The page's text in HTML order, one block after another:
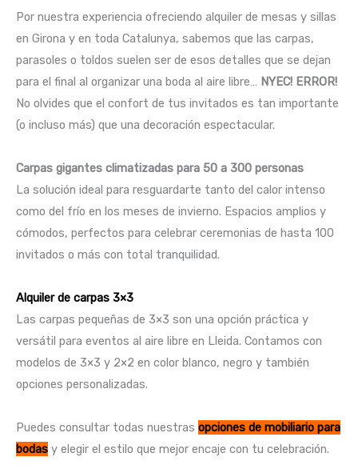
Por nuestra experiencia ofreciendo alquiler de mesas y sillas
en Girona y en toda Catalunya, sabemos que las carpas,
parasoles o toldos suelen ser de esos detalles que se dejan
para el final al organizar una boda al aire libre… NYEC! ERROR!
No olvides que el confort de tus invitados es tan importante
(o incluso más) que una decoración espectacular.
Carpas gigantes climatizadas para 50 a 300 personas
La solución ideal para resguardarte tanto del calor intenso
como del frío en los meses de invierno. Espacios amplios y
cómodos, perfectos para celebrar ceremonias de hasta 100
invitados o más con total tranquilidad.
Alquiler de carpas 3×3
Las carpas pequeñas de 3×3 son una opción práctica y
versátil para eventos al aire libre en Lleida. Contamos con
modelos de 3×3 y 2×2 en color blanco, negro y también
opciones personalizadas.
Puedes consultar todas nuestras opciones de mobiliario para
bodas y elegir el estilo que mejor encaje con tu celebración.